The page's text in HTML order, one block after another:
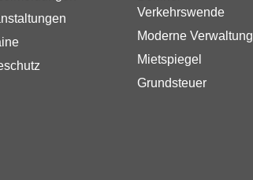
Verkehrswende
Moderne Verwaltung
Mietspiegel
Grundsteuer